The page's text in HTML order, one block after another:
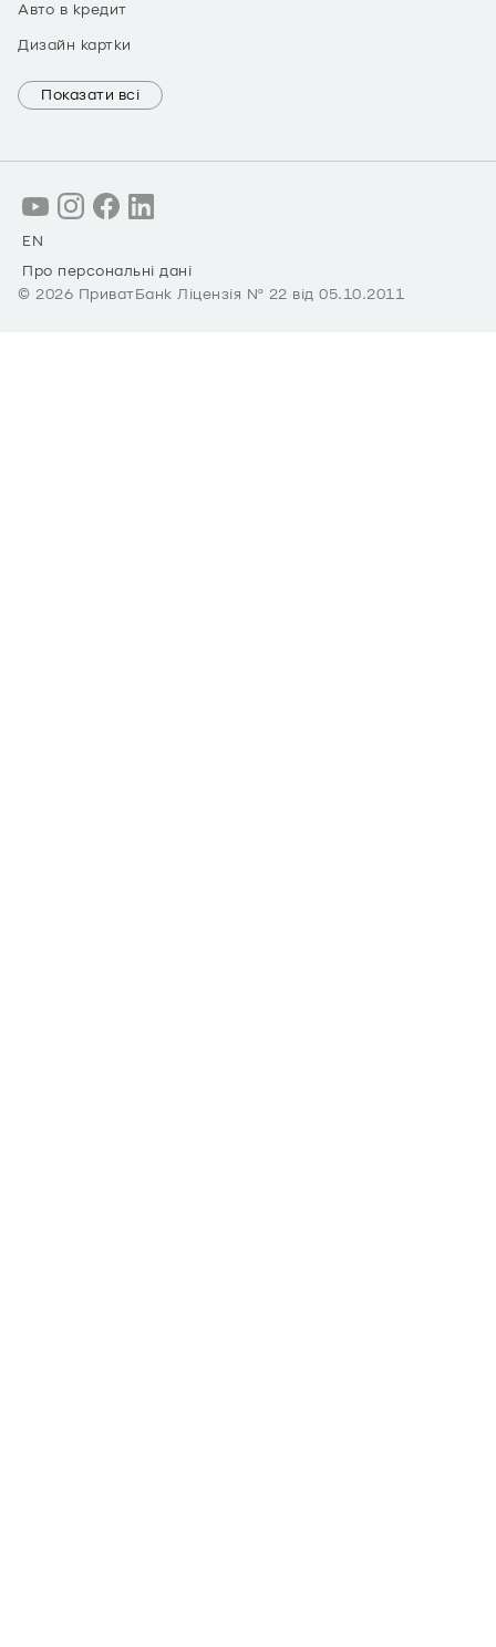
Авто в кредит
Дизайн картки
Показати всі
EN
Про персональні дані
© 2026 ПриватБанк Ліцензія № 22 від 05.10.2011